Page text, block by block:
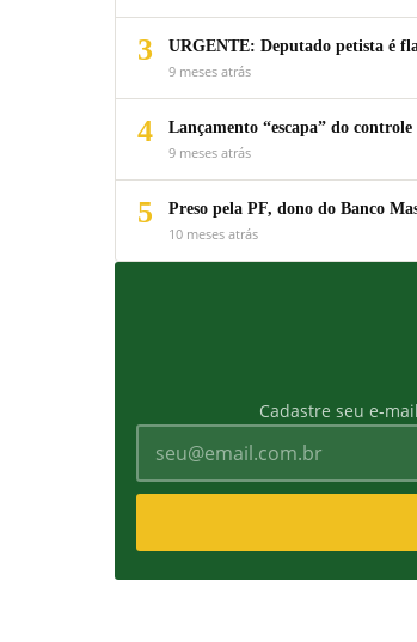
3
URGENTE: Deputado petista é
9 meses atrás
4
Lançamento “escapa” do
9 meses atrás
5
Preso pela PF, dono do Banco
10 meses atrás
Cadastre seu e-